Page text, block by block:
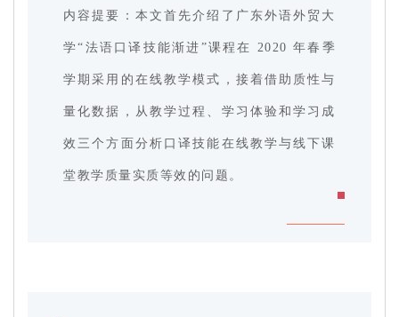
内容提要：本文首先介绍了广东外语外贸大
学“法语口译技能渐进”课程在 2020 年春季
学期采用的在线教学模式，接着借助质性与
量化数据，从教学过程、学习体验和学习成
效三个方面分析口译技能在线教学与线下课
堂教学质量实质等效的问题。